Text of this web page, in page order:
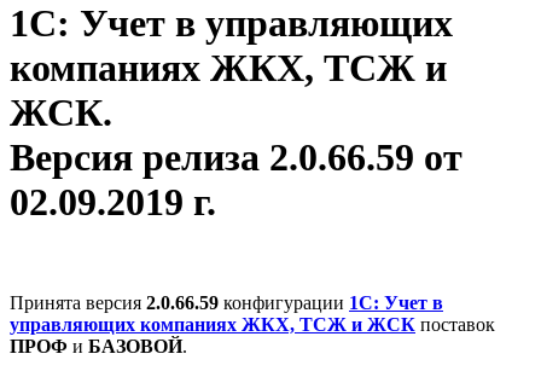
1С: Учет в управляющих
компаниях ЖКХ, ТСЖ и
ЖСК.
Версия релиза 2.0.66.59 от
02.09.2019 г.
Принята версия 2.0.66.59 конфигурации 1С: Учет в
управляющих компаниях ЖКХ, ТСЖ и ЖСК поставок
ПРОФ и БАЗОВОЙ.